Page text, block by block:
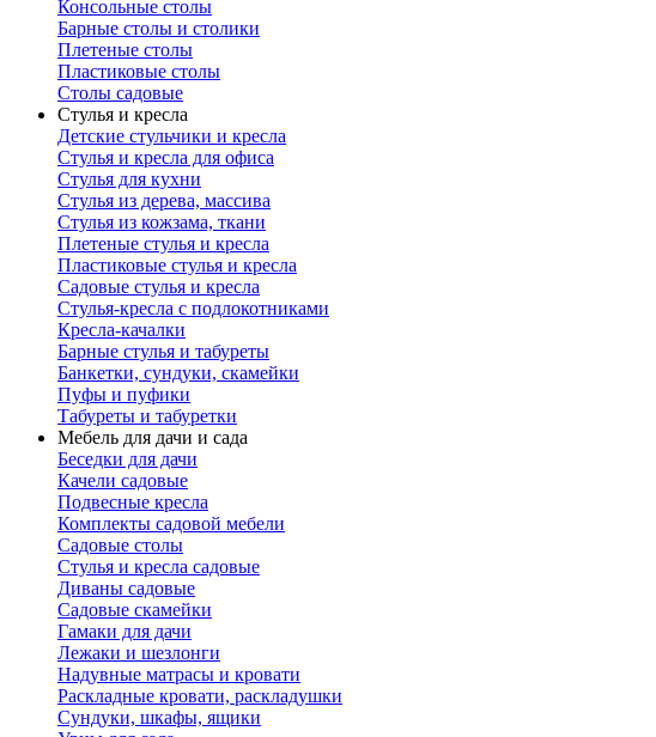
Консольные столы
Барные столы и столики
Плетеные столы
Пластиковые столы
Столы садовые
Стулья и кресла
Детские стульчики и кресла
Стулья и кресла для офиса
Стулья для кухни
Стулья из дерева, массива
Стулья из кожзама, ткани
Плетеные стулья и кресла
Пластиковые стулья и кресла
Садовые стулья и кресла
Стулья-кресла с подлокотниками
Кресла-качалки
Барные стулья и табуреты
Банкетки, сундуки, скамейки
Пуфы и пуфики
Табуреты и табуретки
Мебель для дачи и сада
Беседки для дачи
Качели садовые
Подвесные кресла
Комплекты садовой мебели
Садовые столы
Стулья и кресла садовые
Диваны садовые
Садовые скамейки
Гамаки для дачи
Лежаки и шезлонги
Надувные матрасы и кровати
Раскладные кровати, раскладушки
Сундуки, шкафы, ящики